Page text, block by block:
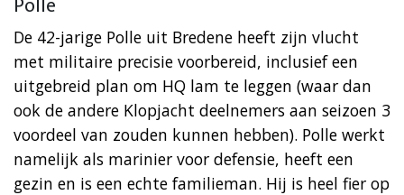
De 42-jarige Polle uit Bredene heeft zijn vlucht
met militaire precisie voorbereid, inclusief een
uitgebreid plan om HQ lam te leggen (waar dan
ook de andere Klopjacht deelnemers aan seizoen 3
voordeel van zouden kunnen hebben). Polle werkt
namelijk als marinier voor defensie, heeft een
gezin en is een echte familieman. Hij is heel fier op